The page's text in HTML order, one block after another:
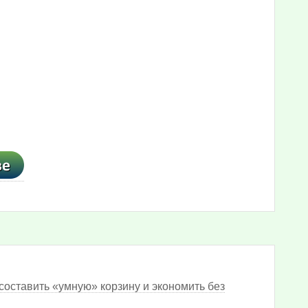
«умную» корзину и экономить без